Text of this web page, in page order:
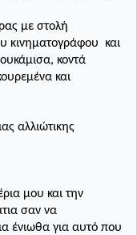
με στολή
κινηματογράφου και
κοντά
και
αλλιώτικης
μου και την
σαν να
ένιωθα για αυτό που